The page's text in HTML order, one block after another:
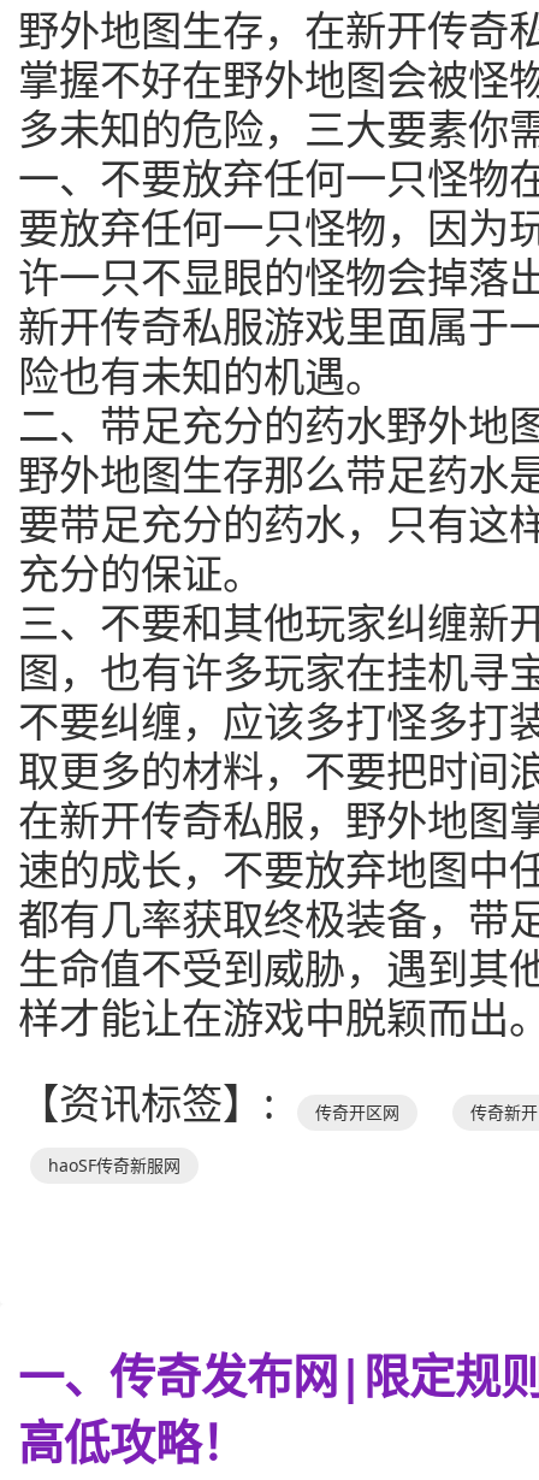
野外地图生存，在新开传奇
掌握不好在野外地图会被怪
多未知的危险，三大要素你
一、不要放弃任何一只怪物
要放弃任何一只怪物，因为
许一只不显眼的怪物会掉落
新开传奇私服游戏里面属于
险也有未知的机遇。
二、带足充分的药水野外地
野外地图生存那么带足药水
要带足充分的药水，只有这
充分的保证。
三、不要和其他玩家纠缠新
图，也有许多玩家在挂机寻
不要纠缠，应该多打怪多打
取更多的材料，不要把时间
在新开传奇私服，野外地图
速的成长，不要放弃地图中
都有几率获取终极装备，带
生命值不受到威胁，遇到其
样才能让在游戏中脱颖而出
【资讯标签】:
传奇开区网 传奇新
haoSF传奇新服网
一、传奇发布网|限定规
高低攻略！